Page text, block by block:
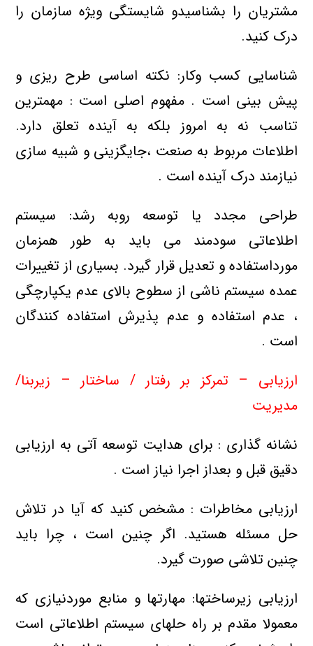
مشتریان را بشناسیدو شایستگی ویژه سازمان را
درک کنید.
شناسایی کسب وکار: نکته اساسی طرح ریزی و
پیش بینی است . مفهوم اصلی است : مهمترین
تناسب نه به امروز بلکه به آینده تعلق دارد.
اطلاعات مربوط به صنعت ،جایگزینی و شبیه سازی
نیازمند درک آینده است .
طراحی مجدد یا توسعه روبه رشد: سیستم
اطلاعاتی سودمند می باید به طور همزمان
مورداستفاده و تعدیل قرار گیرد. بسیاری از تغییرات
عمده سیستم ناشی از سطوح بالای عدم یکپارچگی
، عدم استفاده و عدم پذیرش استفاده کنندگان
است .
ارزیابی – تمرکز بر رفتار / ساختار – زیربنا/
مدیریت
نشانه گذاری : برای هدایت توسعه آتی به ارزیابی
دقیق قبل و بعداز اجرا نیاز است .
ارزیابی مخاطرات : مشخص کنید که آیا در تلاش
حل مسئله هستید. اگر چنین است ، چرا باید
چنین تلاشی صورت گیرد.
ارزیابی زیرساختها: مهارتها و منابع موردنیازی که
معمولا مقدم بر راه حلهای سیستم اطلاعاتی است